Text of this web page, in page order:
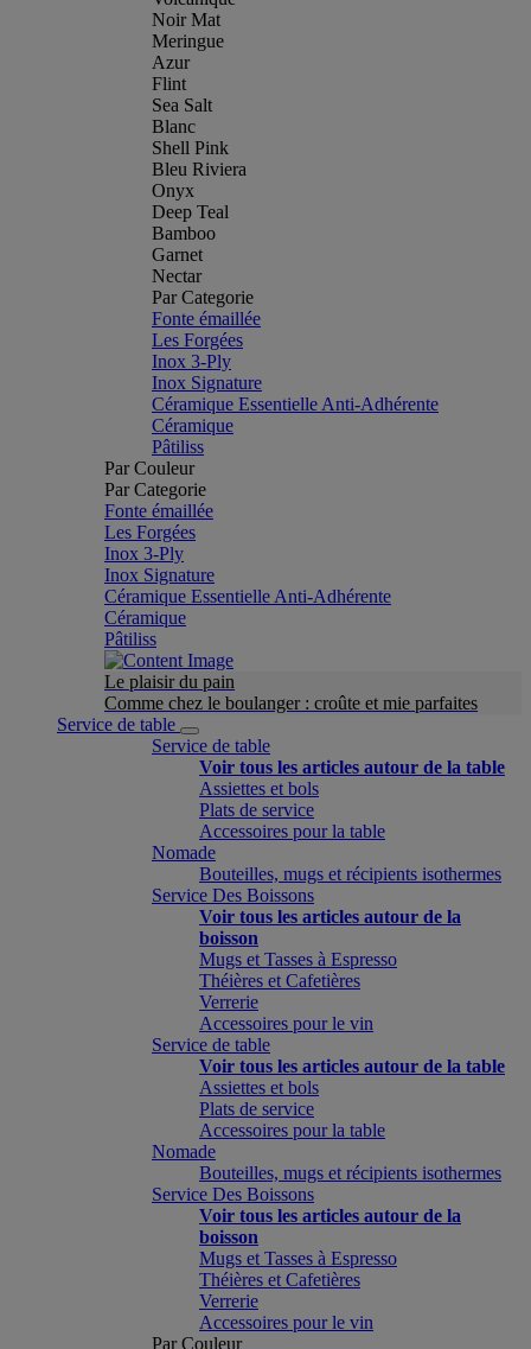
Noir Mat
Meringue
Azur
Flint
Sea Salt
Blanc
Shell Pink
Bleu Riviera
Onyx
Deep Teal
Bamboo
Garnet
Nectar
Par Categorie
Fonte émaillée
Les Forgées
Inox 3-Ply
Inox Signature
Céramique Essentielle Anti-Adhérente
Céramique
Pâtiliss
Par Couleur
Par Categorie
Fonte émaillée
Les Forgées
Inox 3-Ply
Inox Signature
Céramique Essentielle Anti-Adhérente
Céramique
Pâtiliss
Le plaisir du pain
Comme chez le boulanger : croûte et mie parfaites
Service de table
Service de table
Voir tous les articles autour de la table
Assiettes et bols
Plats de service
Accessoires pour la table
Nomade
Bouteilles, mugs et récipients isothermes
Service Des Boissons
Voir tous les articles autour de la
boisson
Mugs et Tasses à Espresso
Théières et Cafetières
Verrerie
Accessoires pour le vin
Service de table
Voir tous les articles autour de la table
Assiettes et bols
Plats de service
Accessoires pour la table
Nomade
Bouteilles, mugs et récipients isothermes
Service Des Boissons
Voir tous les articles autour de la
boisson
Mugs et Tasses à Espresso
Théières et Cafetières
Verrerie
Accessoires pour le vin
Par Couleur